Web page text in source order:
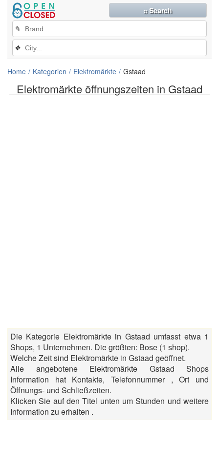
Elektromärkte öffnungszeiten in Gstaad
✎
❖
⌕ Search
Home Kategorien Elektromärkte Gstaad
Die Kategorie Elektromärkte in Gstaad umfasst etwa 1
Shops, 1 Unternehmen. Die größten: Bose (1 shop).
Welche Zeit sind Elektromärkte in Gstaad geöffnet.
Alle angebotene Elektromärkte Gstaad Shops
Information hat Kontakte, Telefonnummer , Ort und
Öffnungs- und Schließzeiten.
Klicken Sie auf den Titel unten um Stunden und weitere
Information zu erhalten .